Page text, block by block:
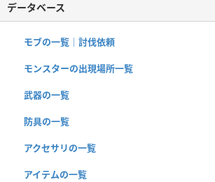
データベース
モブの一覧｜討伐依頼
モンスターの出現場所一覧
武器の一覧
防具の一覧
アクセサリの一覧
アイテムの一覧